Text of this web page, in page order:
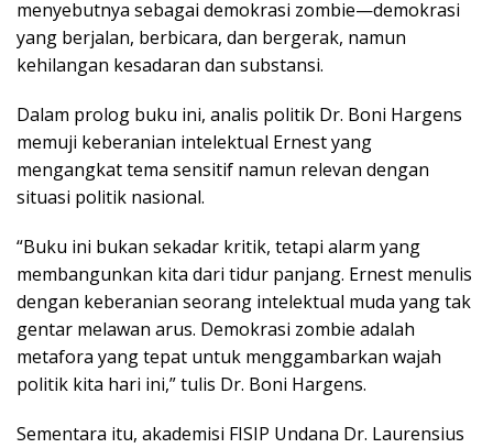
menyebutnya sebagai demokrasi zombie—demokrasi
yang berjalan, berbicara, dan bergerak, namun
kehilangan kesadaran dan substansi.
Dalam prolog buku ini, analis politik Dr. Boni Hargens
memuji keberanian intelektual Ernest yang
mengangkat tema sensitif namun relevan dengan
situasi politik nasional.
“Buku ini bukan sekadar kritik, tetapi alarm yang
membangunkan kita dari tidur panjang. Ernest menulis
dengan keberanian seorang intelektual muda yang tak
gentar melawan arus. Demokrasi zombie adalah
metafora yang tepat untuk menggambarkan wajah
politik kita hari ini,” tulis Dr. Boni Hargens.
Sementara itu, akademisi FISIP Undana Dr. Laurensius